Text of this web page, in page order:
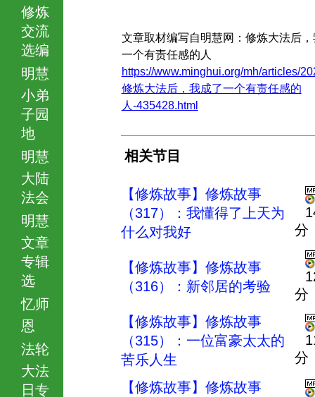
修炼
交流
选编
明慧
小弟
子园
地
明慧
大陆
法会
明慧
文章
专辑
选
忆师
恩
法轮
大法
日专
文章取材编写自明慧网：修炼大法后
一个有责任感的人
https://www.minghui.org/mh/articles/
修炼大法后，我成了一个有责任感的
人-435428.html
相关节目
【修炼故事】修炼故事
（317）：我懂得了上天为
什么对我好
分
【修炼故事】修炼故事
（316）：新邻居的考验
分
【修炼故事】修炼故事
（315）：一位富豪太太的
苦乐人生
分
【修炼故事】修炼故事